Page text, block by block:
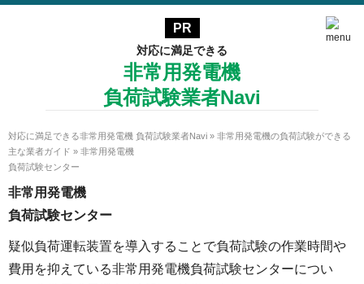
対応に満足できる
非常用発電機
負荷試験業者Navi
対応に満足できる非常用発電機 負荷試験業者Navi » 非常用発電機の負荷試験ができる
主な業者ガイド » 非常用発電機
負荷試験センター
非常用発電機
負荷試験センター
疑似負荷運転装置を導入することで負荷試験の作業時間や
費用を抑えている非常用発電機負荷試験センターについ